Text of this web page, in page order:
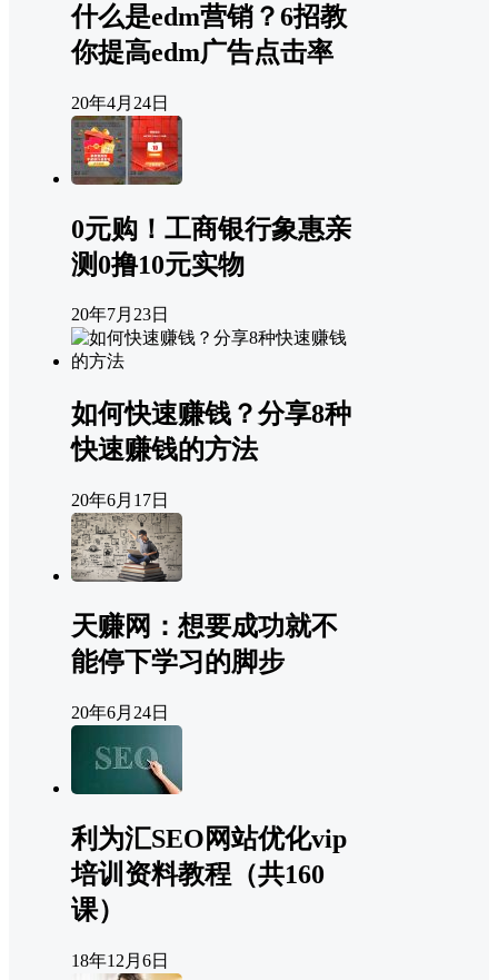
什么是edm营销？6招教
你提高edm广告点击率
20年4月24日
0元购！工商银行象惠亲
测0撸10元实物
20年7月23日
如何快速赚钱？分享8种
快速赚钱的方法
20年6月17日
天赚网：想要成功就不
能停下学习的脚步
20年6月24日
利为汇SEO网站优化vip
培训资料教程（共160
课）
18年12月6日